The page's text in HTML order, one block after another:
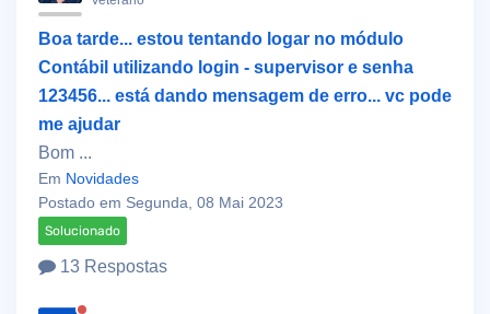
Boa tarde... estou tentando logar no módulo
Contábil utilizando login - supervisor e senha
123456... está dando mensagem de erro... vc pode
me ajudar
Bom ...
Em Novidades
Postado em Segunda, 08 Mai 2023
Solucionado
13 Respostas